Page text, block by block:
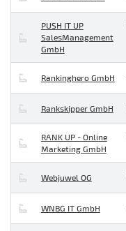
PUSH IT UP
SalesManagement
GmbH
Rankinghero GmbH
Rankskipper GmbH
RANK UP - Online
Marketing GmbH
Webjuwel OG
WNBG IT GmbH